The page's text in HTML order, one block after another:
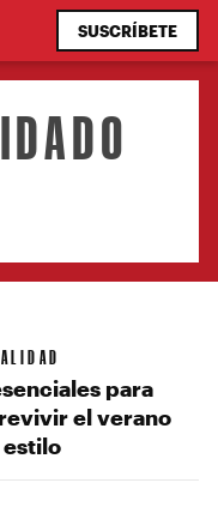
SUSCRÍBETE
para
el verano
estilo